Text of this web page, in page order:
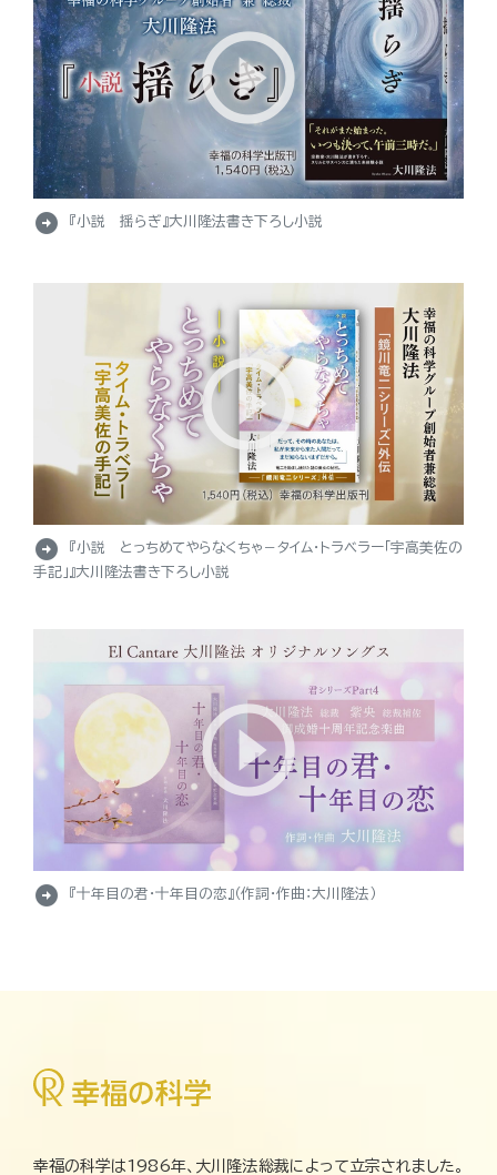
arrow_circle_right 『小説 揺らぎ』大川隆法書き下ろし小説
arrow_circle_right
『小説 とっちめてやらなくちゃ－タイム・トラベラー「宇高美佐の
手記」』大川隆法書き下ろし小説
arrow_circle_right 『十年目の君・十年目の恋』（作詞・作曲：大川隆法）
幸福の科学は1986年、大川隆法総裁によって立宗されました。